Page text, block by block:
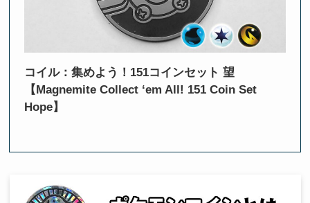
コイル：集めよう！151コインセット 望
【Magnemite Collect ‘em All! 151 Coin Set
Hope】